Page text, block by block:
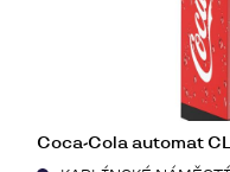
Coca-Cola automat